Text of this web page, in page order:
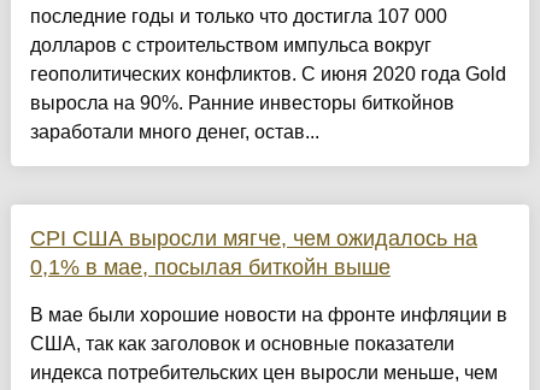
последние годы и только что достигла 107 000
долларов с строительством импульса вокруг
геополитических конфликтов. С июня 2020 года Gold
выросла на 90%. Ранние инвесторы биткойнов
заработали много денег, остав...
CPI США выросли мягче, чем ожидалось на
0,1% в мае, посылая биткойн выше
В мае были хорошие новости на фронте инфляции в
США, так как заголовок и основные показатели
индекса потребительских цен выросли меньше, чем